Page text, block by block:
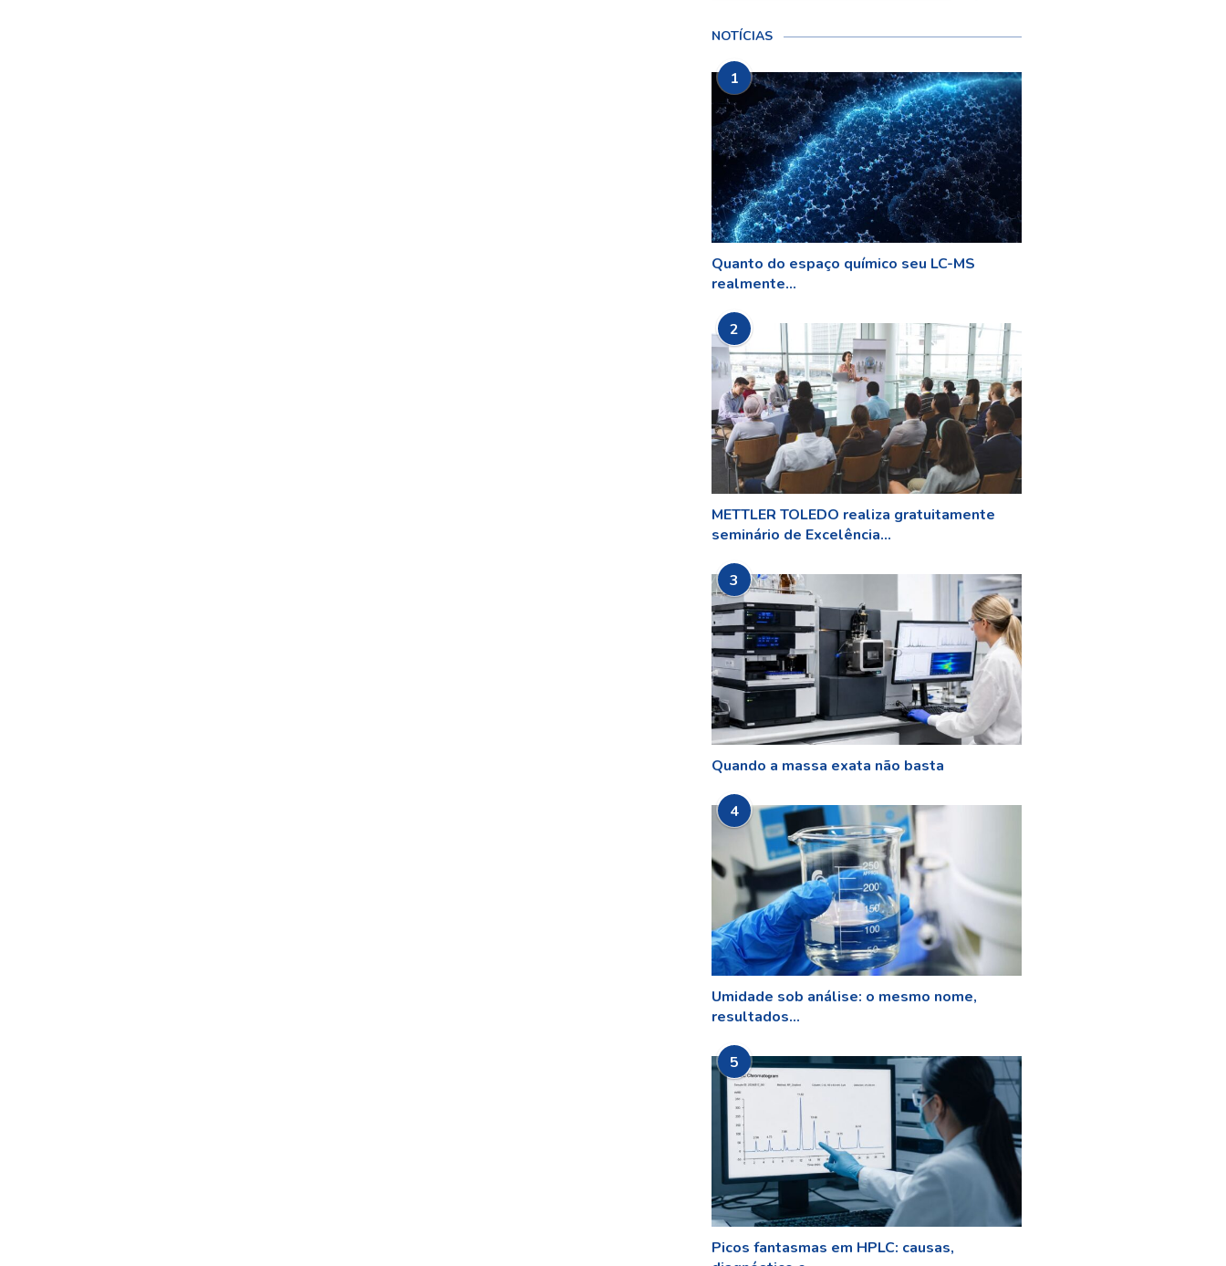
NOTÍCIAS
1
Quanto do espaço químico seu LC-MS
realmente...
2
METTLER TOLEDO realiza gratuitamente
seminário de Excelência...
3
Quando a massa exata não basta
4
Umidade sob análise: o mesmo nome,
resultados...
5
Picos fantasmas em HPLC: causas,